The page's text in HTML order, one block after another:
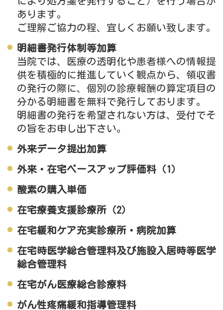
あります。
ご理解ご協力の程、宜しくお願い致します。
明細書発行体制等加算
当院では、医療の透明化や患者様への情報提
供を積極的に推進していく観点から、領収書
の発行の際に、個別の診療報酬の算定項目の
分かる明細書を無料で発行しております。
明細書の発行を希望されない方は、受付でそ
の旨をお申し出下さい。
外来データ提出加算
外来・在宅ベースアップ評価料（1）
酸素の購入単価
在宅療養支援診療所（2）
在宅緩和ケア充実診療所・病院加算
在宅時医学総合管理料及び施設入居時等医学
総合管理料
在宅がん医療総合診療料
がん性疼痛緩和指導管理料